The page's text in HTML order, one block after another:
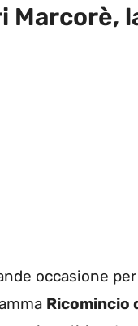
Marcorè,
occasione
Ricomincio